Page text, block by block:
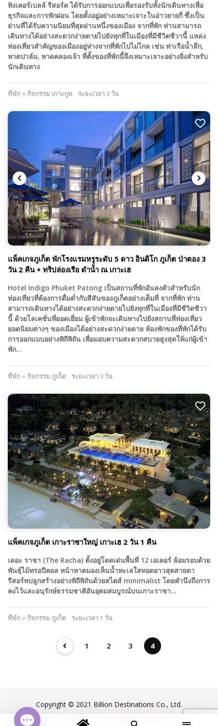
ทิงเคอร์เบลล์ รีสอร์ต ได้รับการออกแบบเพื่อรองรับทั้งนักเดินทางเพื่อ
ธุรกิจและการพักผ่อน โดยตั้งอยู่อย่างเหมาะเจาะในอ่าวยายกี่ ซึ่งเป็น
ย่านที่ได้รับความนิยมที่สุดย่านหนึ่งของเมือง จากที่พัก ท่านสามารถ
เดินทางได้อย่างสะดวกง่ายดายไปยังทุกที่ในเมืองที่มีชีวิตชีวานี้ แหล่ง
ท่องเที่ยวสำคัญของเมืองอยู่ห่างจากที่พักไปไม่ไกล เช่น ท่าเรือน้ำลึก,
หาดปาล์ม, หาดคลองเจ้า ที่ตั้งของที่พักนี้จึงเหมาะเจาะอย่างยิ่งสำหรับ
นักเดินทาง
ที่พัก + กิจกรรม เกาะกูด ระยะเวลา 3 วัน
แพ็คเกจภูเก็ต พักโรงแรมหรูระดับ 5 ดาว อินดิโก ภูเก็ต ป่าตอง 3
วัน 2 คืน + ทริปล่องเรือ ดำน้ำ ณ เกาะเฮ
Hotel Indigo Phuket Patong เป็นสถานที่พักอันลงตัวสำหรับนัก
ท่องเที่ยวที่ต้องการดื่มด่ำกับสีสันของภูเก็ตอย่างเต็มที่ จากที่พัก ท่าน
สามารถเดินทางได้อย่างสะดวกง่ายดายไปยังทุกที่ในเมืองที่มีชีวิตชีวา
นี้ ด้วยโลเคชั่นที่ยอดเยี่ยม ผู้เข้าพักจะเดินทางไปยังสถานที่ท่องเที่ยว
ยอดนิยมต่างๆ ของเมืองได้อย่างสะดวกง่ายดาย ห้องพักของที่พักได้รับ
การออกแบบอย่างพิถีพิถัน เพื่อมอบความสะดวกสบายสูงสุดให้แก่ผู้เข้า
พัก…
ที่พัก + กิจกรรม ภูเก็ต ระยะเวลา 3 วัน
แพ็คเกจภูเก็ต เกาะราชาใหญ่ เกาะเฮ 2 วัน 1 คืน
เดอะ ราชา (The Racha) ตั้งอยู่โดดเด่นพื้นที่ 12 เอเคอร์ ล้อมรอบด้วย
พันธุ์ไม้ทรอปีคอล หน้าหาตมองเห็นน้ำทะเลใสทอดยาวสุตสายดา
รีสอร์ทปลูกสร้างอย่างพิถีพิถันด้วยสไตส์ minimalist โดยคำนึงถึงการ
คงไว้และอนุรักษ์ธรรมชาติอันอุตมสมบูรณ์บนเกาะราชา…
ที่พัก + กิจกรรม ภูเก็ต ระยะเวลา 1 วัน
1 2 3 4
Copyright © 2021 Billion Destinations Co., Ltd.
About us
Partners